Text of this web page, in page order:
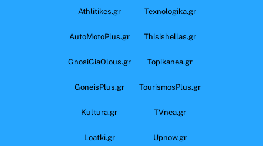
Athlitikes.gr Texnologika.gr
AutoMotoPlus.gr Thisishellas.gr
GnosiGiaOlous.gr Topikanea.gr
GoneisPlus.gr TourismosPlus.gr
Kultura.gr TVnea.gr
Loatki.gr Upnow.gr